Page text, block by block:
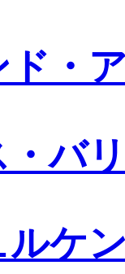
ド・
・バ
ルケ